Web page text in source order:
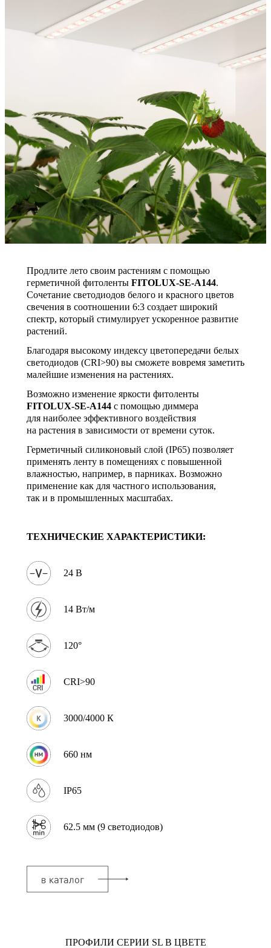
Продлите лето своим растениям с помощью
герметичной фитоленты FITOLUX-SE-A144.
Сочетание светодиодов белого и красного цветов
свечения в соотношении 6:3 создает широкий
спектр, который стимулирует ускоренное развитие
растений.
Благодаря высокому индексу цветопередачи белых
светодиодов (CRI>90) вы сможете вовремя заметить
малейшие изменения на растениях.
Возможно изменение яркости фитоленты
FITOLUX-SE-A144 с помощью диммера
для наиболее эффективного воздействия
на растения в зависимости от времени суток.
Герметичный силиконовый слой (IP65) позволяет
применять ленту в помещениях с повышенной
влажностью, например, в парниках. Возможно
применение как для частного использования,
так и в промышленных масштабах.
ТЕХНИЧЕСКИЕ ХАРАКТЕРИСТИКИ:
24 В
14 Вт/м
120°
CRI>90
3000/4000 К
660 нм
IP65
62.5 мм (9 светодиодов)
ПРОФИЛИ СЕРИИ SL В ЦВЕТЕ